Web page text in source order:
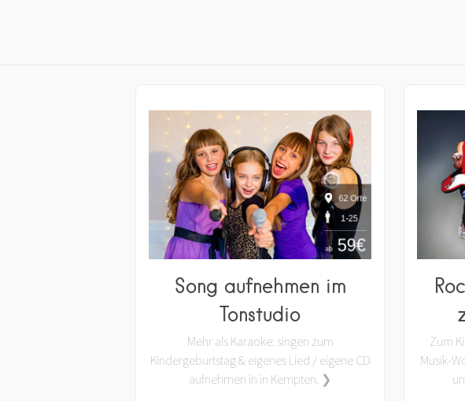
Song aufnehmen im
Tonstudio
Mehr als Karaoke: singen zum
Kindergeburtstag & eigenes Lied / eigene CD
aufnehmen in in Kempten. ❯
Zum
Musik-